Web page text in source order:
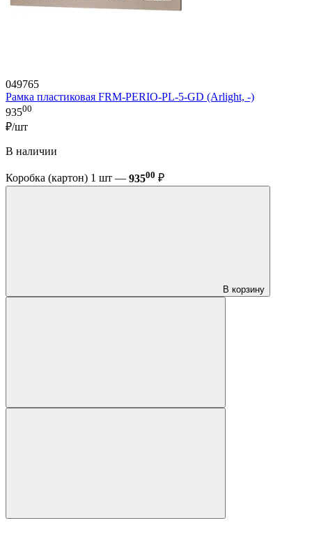
049765
Рамка пластиковая FRM-PERIO-PL-5-GD (Arlight, -)
93500
₽/шт
В наличии
Коробка (картон) 1 шт — 93500 ₽
В корзину